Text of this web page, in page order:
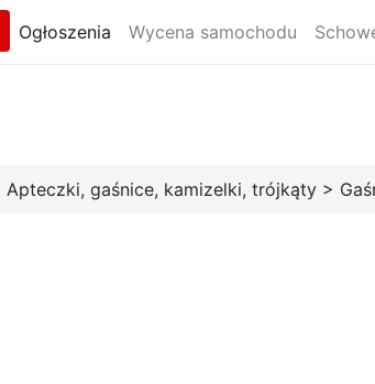
Ogłoszenia Wycena samochodu
Apteczki, gaśnice, kamizelki, trójkąty >